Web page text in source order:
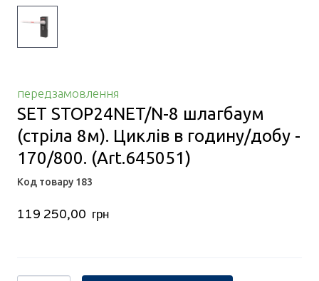
передзамовлення
SET STOP24NET/N-8 шлагбаум
(стріла 8м). Циклів в годину/добу -
170/800. (Art.645051)
Код товару 183
119 250,00  грн